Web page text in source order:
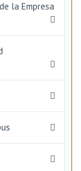
la Empresa